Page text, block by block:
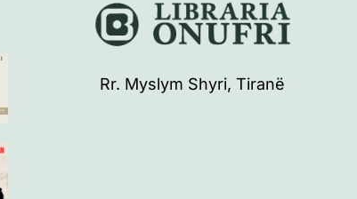
Rr. Myslym Shyri, Tiranë